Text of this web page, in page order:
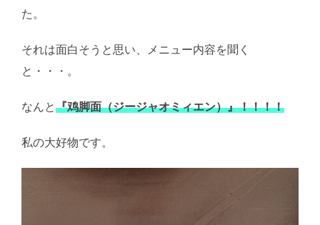
た。
それは面白そうと思い、メニュー内容を聞く
と・・・。
なんと『鸡脚面（ジージャオミィエン）』！！！！
私の大好物です。